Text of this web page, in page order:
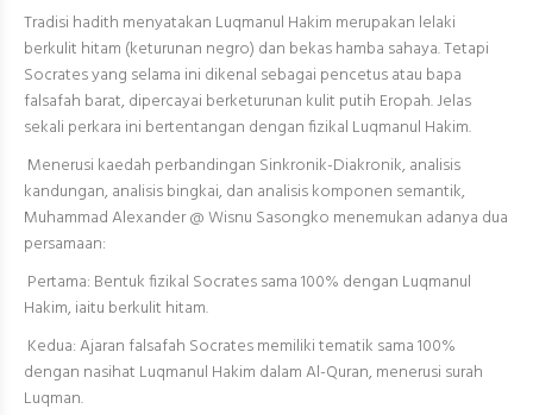
Tradisi hadith menyatakan Luqmanul Hakim merupakan lelaki
berkulit hitam (keturunan negro) dan bekas hamba sahaya. Tetapi
Socrates yang selama ini dikenal sebagai pencetus atau bapa
falsafah barat, dipercayai berketurunan kulit putih Eropah. Jelas
sekali perkara ini bertentangan dengan fizikal Luqmanul Hakim.
Menerusi kaedah perbandingan Sinkronik-Diakronik, analisis
kandungan, analisis bingkai, dan analisis komponen semantik,
Muhammad Alexander @ Wisnu Sasongko menemukan adanya dua
persamaan:
Pertama: Bentuk fizikal Socrates sama 100% dengan Luqmanul
Hakim, iaitu berkulit hitam.
Kedua: Ajaran falsafah Socrates memiliki tematik sama 100%
dengan nasihat Luqmanul Hakim dalam Al-Quran, menerusi surah
Luqman.